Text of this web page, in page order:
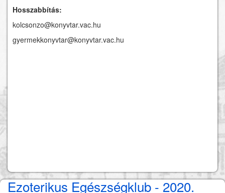
Hosszabbítás:
kolcsonzo@konyvtar.vac.hu
gyermekkonyvtar@konyvtar.vac.hu
Ezoterikus Egészségklub - 2020.